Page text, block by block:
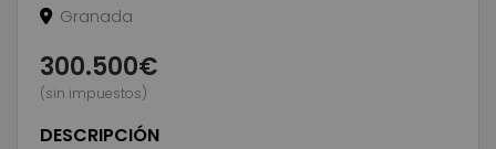
Granada
300.500€
(sin impuestos)
DESCRIPCIÓN